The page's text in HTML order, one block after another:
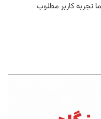
تجربه کاربر مطلوب